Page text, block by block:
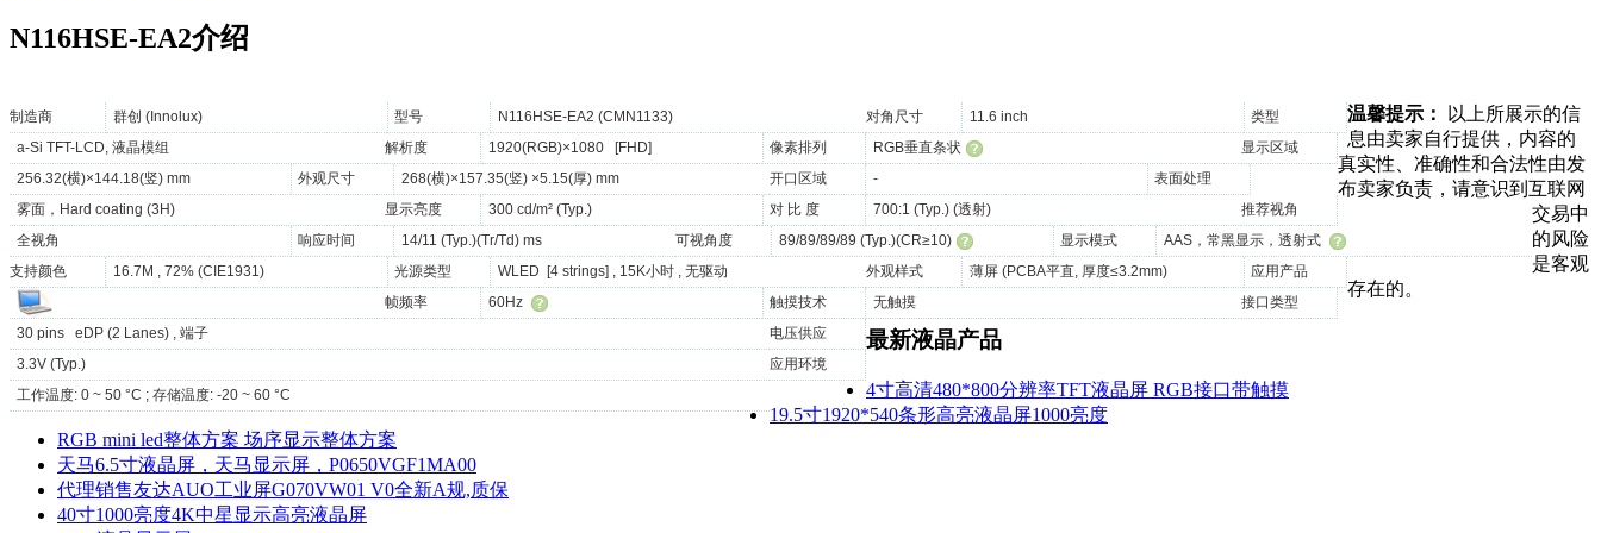
N116HSE-EA2介绍
制造商 群创 (Innolux) 型号 N116HSE-EA2 (CMN1133) 对角尺寸 11.6 inch
类型
a-Si TFT-LCD, 液晶模组
解析度 1920(RGB)×1080 [FHD] 像素排列 RGB垂直条状
显示区域
256.32(横)×144.18(竖) mm
外观尺寸 268(横)×157.35(竖) ×5.15(厚) mm 开口区域 -
表面处理
雾面，Hard coating (3H)
显示亮度 300 cd/m² (Typ.) 对 比 度 700:1 (Typ.) (透射)
推荐视角
全视角
响应时间 14/11 (Typ.)(Tr/Td) ms 可视角度 89/89/89/89 (Typ.)(CR≥10) 显示模式
AAS，常黑显示，透射式
支持颜色
16.7M , 72% (CIE1931) 光源类型 WLED [4 strings] , 15K小时 , 无驱动 外观样式 薄屏 (PCBA平直, 厚度≤3.2mm)
应用产品
帧频率
60Hz 触摸技术 无触摸
接口类型
30 pins eDP (2 Lanes) , 端子
电压供应
3.3V (Typ.)
应用环境
工作温度: 0 ~ 50 °C ; 存储温度: -20 ~ 60 °C
温馨提示：
以上所展示的信
息由卖家自行提供，内容的
真实性、准确性和合法性由发
布卖家负责，请意识到互联网
交易中
的风险
是客观
存在的。
最新液晶产品
4寸高清480*800分辨率TFT液晶屏 RGB接口带触摸
19.5寸1920*540条形高亮液晶屏1000亮度
RGB mini led整体方案 场序显示整体方案
天马6.5寸液晶屏，天马显示屏，P0650VGF1MA00
代理销售友达AUO工业屏G070VW01 V0全新A规,质保
40寸1000亮度4K中星显示高亮液晶屏